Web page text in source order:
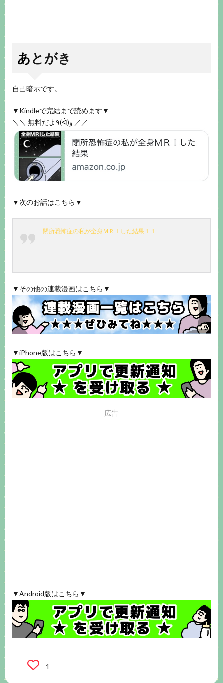
あとがき
自己暗示です。
▼Kindleで完結まで読めます▼
＼＼ 無料だよ٩(ᐛ)و ／／
▼次のお話はこちら▼
閉所恐怖症の私が全身ＭＲＩした結果１１
▼その他の連載漫画はこちら▼
▼iPhone版はこちら▼
広告
▼Android版はこちら▼
1